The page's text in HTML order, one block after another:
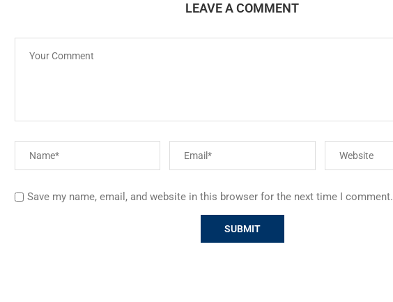
LEAVE A COMMENT
Save my name, email, and website in this browser for the next time I comment.